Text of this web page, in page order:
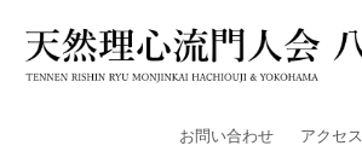
お問い合わせ アクセス